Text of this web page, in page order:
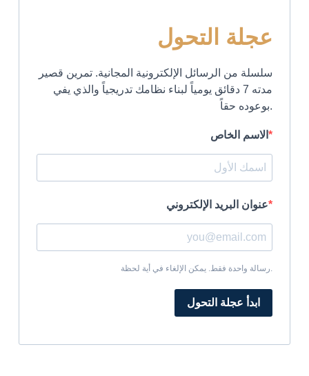
عجلة التحول
سلسلة من الرسائل الإلكترونية المجانية. تمرين قصير
مدته 7 دقائق يومياً لبناء نظامك تدريجياً والذي يفي
بوعوده حقاً.
الاسم الخاص
عنوان البريد الإلكتروني
رسالة واحدة فقط. يمكن الإلغاء في أية لحظة.
ابدأ عجلة التحول